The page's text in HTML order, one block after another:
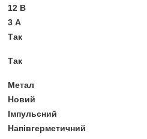
12 В
3 А
Так
Так
Метал
Новий
Імпульсний
Напівгерметичний